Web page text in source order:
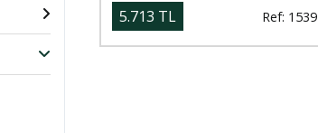
5.713 TL Ref: 1539